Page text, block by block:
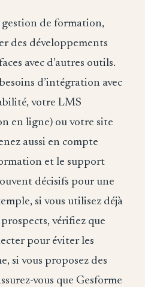
de formation,
des développements
avec d’autres outils.
d’intégration avec
votre LMS
en ligne) ou votre site
aussi en compte
et le support
décisifs pour une
si vous utilisez déjà
vérifiez que
pour éviter les
si vous proposez des
vous que Gesforme